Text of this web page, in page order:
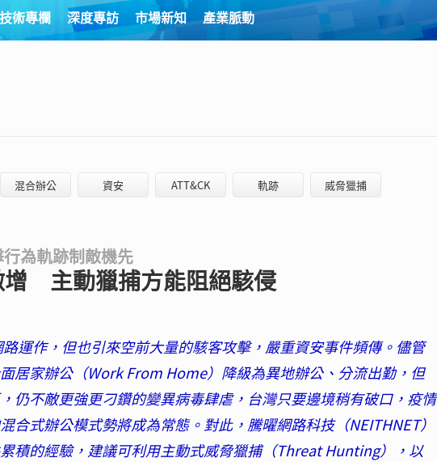
技術專欄 深度專訪 市場新知 產業脈動
混合辦公 資安 ATT&CK 軌跡 威脅獵捕
為軌跡制敵機先
增 主動獵捕方能阻絕駭侵
運作，但也引來空前大量的駭客攻擊，嚴重資安事件頻傳。儘管
居家辦公（Work From Home）降級為異地辦公、分流出勤，但
仍不敵更強更刁鑽的變異病毒肆虐，台灣只要邊境稍有破口，疫情
合式辦公模式勢將成為常態。對此，騰曜網路科技（NEITHNET）
積的經驗，建議可利用主動式威脅獵捕（Threat Hunting），以